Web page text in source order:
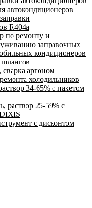
автокондиционеров
R404a
по ремонту и
заправочных
кондиционеров
сварка аргоном
холодильников
34-65% с пакетом
раствор 25-59% с
с дисконтом